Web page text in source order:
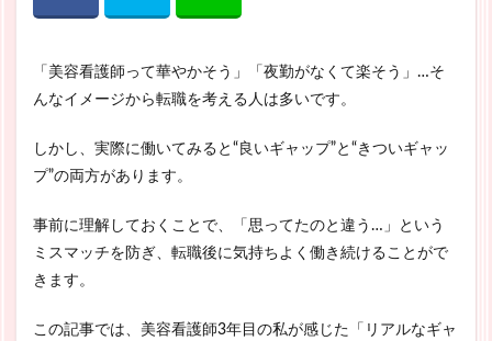
「美容看護師って華やかそう」「夜勤がなくて楽そう」…そ
んなイメージから転職を考える人は多いです。
しかし、実際に働いてみると“良いギャップ”と“きついギャッ
プ”の両方があります。
事前に理解しておくことで、「思ってたのと違う…」という
ミスマッチを防ぎ、転職後に気持ちよく働き続けることがで
きます。
この記事では、美容看護師3年目の私が感じた「リアルなギャ